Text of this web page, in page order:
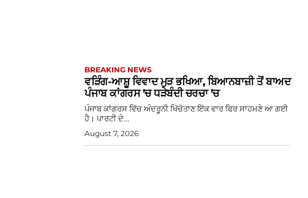
BREAKING NEWS
ਵੜਿੰਗ-ਆਸ਼ੂ ਵਿਵਾਦ ਮੁੜ ਭਖਿਆ, ਬਿਆਨਬਾਜ਼ੀ ਤੋਂ ਬਾਅਦ
ਪੰਜਾਬ ਕਾਂਗਰਸ ’ਚ ਧੜੇਬੰਦੀ ਚਰਚਾ ’ਚ
ਪੰਜਾਬ ਕਾਂਗਰਸ ਵਿੱਚ ਅੰਦਰੂਨੀ ਖਿੱਚੋਤਾਣ ਇੱਕ ਵਾਰ ਫਿਰ ਸਾਹਮਣੇ ਆ ਗਈ
ਹੈ। ਪਾਰਟੀ ਦੇ...
August 7, 2026